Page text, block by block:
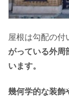
屋根は勾配の付
がっている外周
います。
幾何学的な装飾